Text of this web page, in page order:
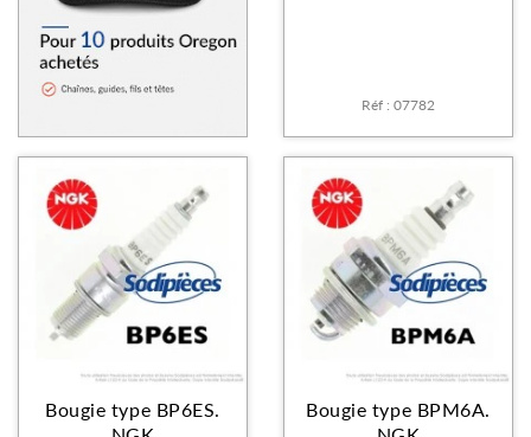
Réf : 07782
Bougie type BP6ES.
Bougie type BPM6A.